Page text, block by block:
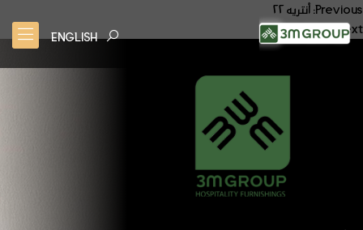
ENGLISH
تصفّح
المقالات
Previous: أنتريه ٢٢
Next: غرفة فندقية ١